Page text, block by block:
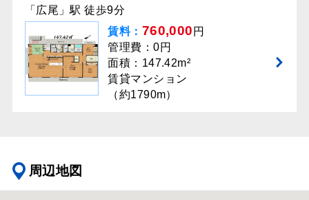
「広尾」駅 徒歩9分
賃料： 760,000 円
管理費：0円
面積：147.42m²
賃貸マンション
（約1790m）
周辺地図